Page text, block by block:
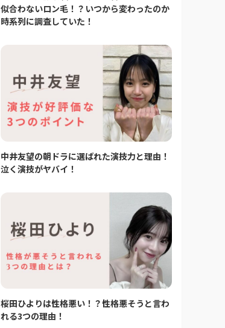
似合わないロン毛！？いつから変わったのか
時系列に調査していた！
中井友望の朝ドラに選ばれた演技力と理由！
泣く演技がヤバイ！
桜田ひよりは性格悪い！？性格悪そうと言わ
れる3つの理由！